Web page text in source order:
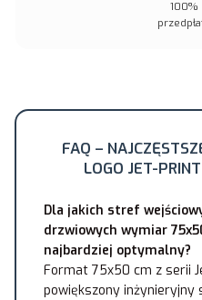
100%
FAQ –
LOGO JET-
Dla jakich stref
drzwiowych wymiar
najbardziej optymalny?
Format 75x50 cm z serii
powiększony inżynieryjny